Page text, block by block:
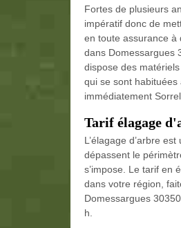
Fortes de plusieurs
impératif donc de
en toute assurance à
dans Domessargues
dispose des
qui se sont
immédiatement
Tarif élagage
L’élagage d’arbre
dépassent le
s’impose. Le tarif en
dans votre région,
Domessargues
h.